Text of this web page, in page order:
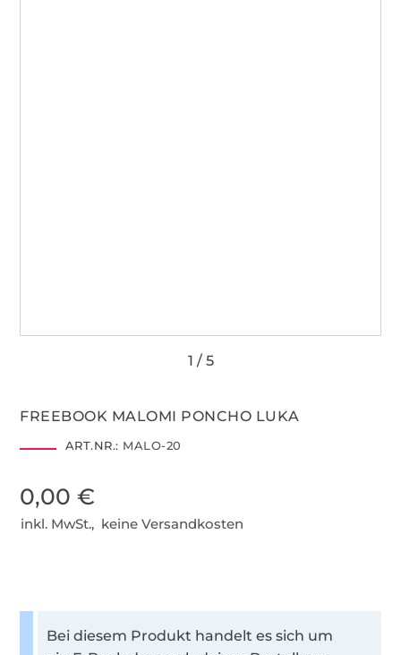
FREEBOOK MALOMI PONCHO LUKA
ART.NR.: MALO-20
0,00 €
inkl. MwSt., keine Versandkosten
Bei diesem Produkt handelt es sich um